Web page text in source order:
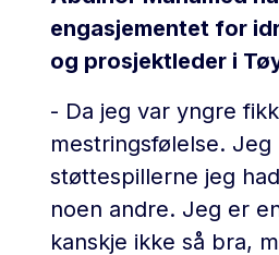
engasjementet for
og prosjektleder i
- Da jeg var yngre
mestringsfølelse.
støttespillerne jeg
noen andre. Jeg er
kanskje ikke så bra,